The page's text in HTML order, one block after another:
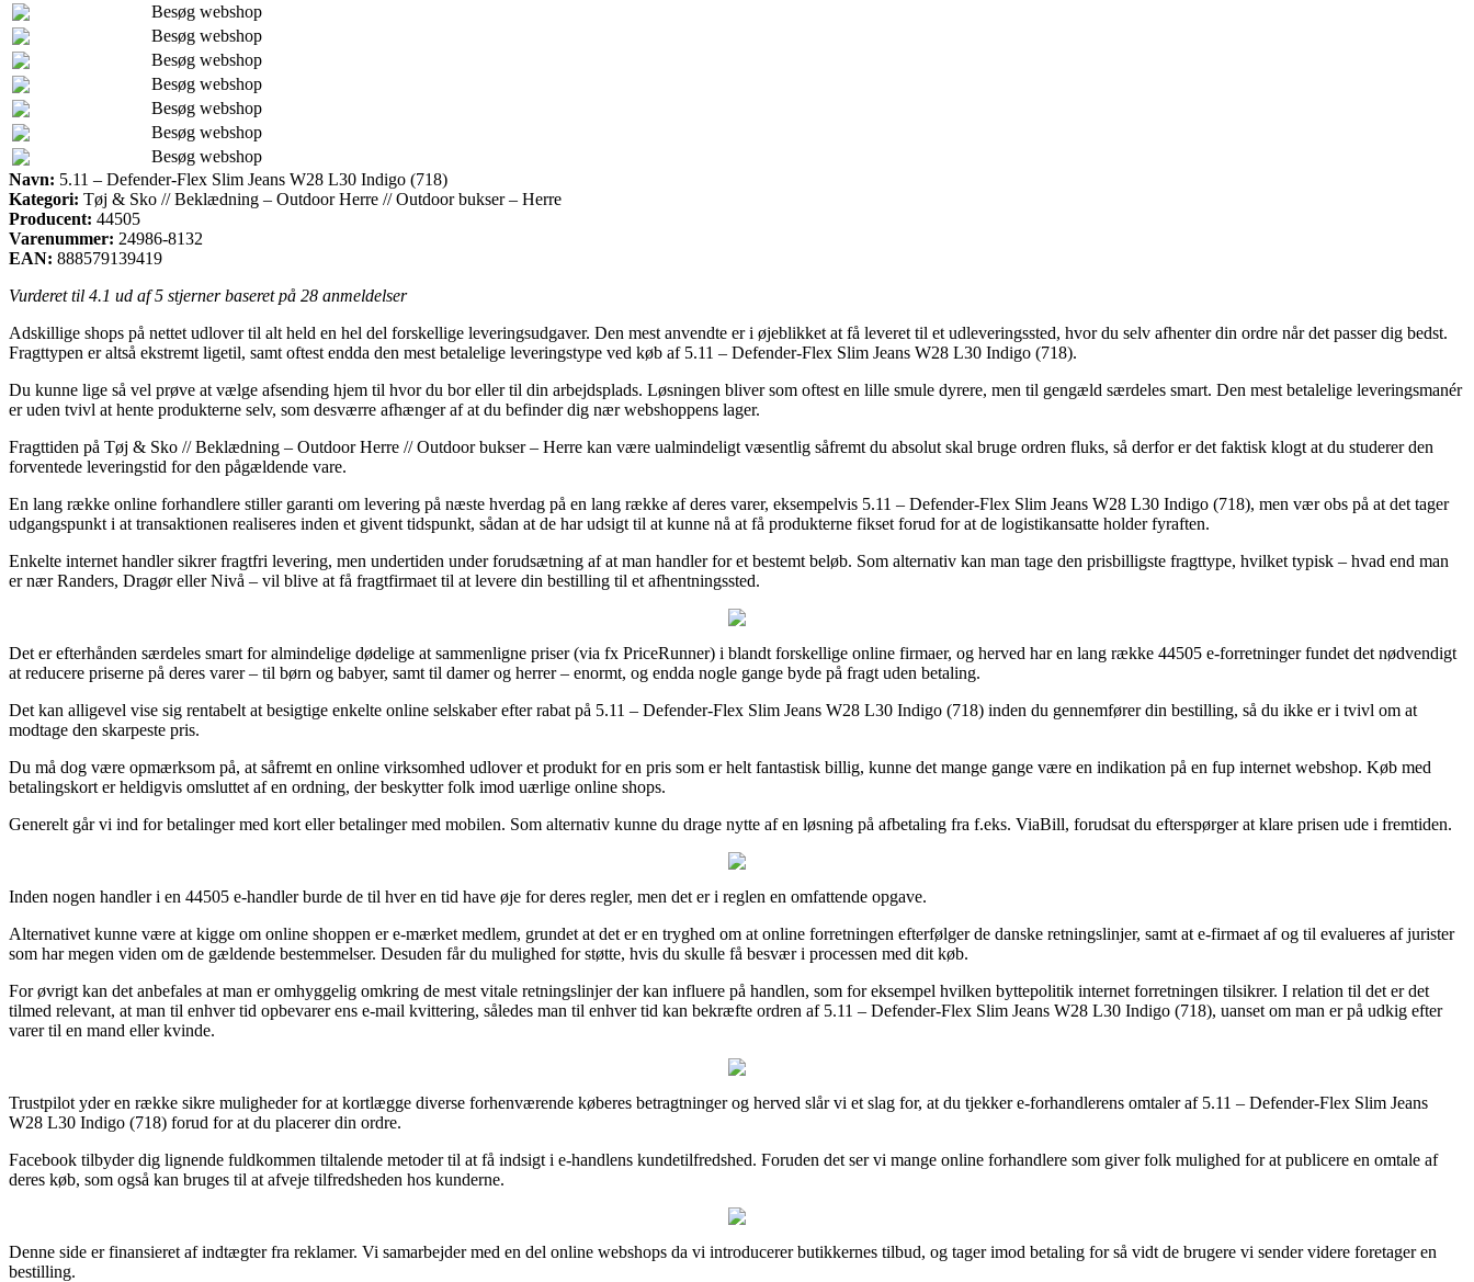
Besøg webshop
Besøg webshop
Besøg webshop
Besøg webshop
Besøg webshop
Besøg webshop
Besøg webshop
Navn: 5.11 – Defender-Flex Slim Jeans W28 L30 Indigo (718)
Kategori: Tøj & Sko // Beklædning – Outdoor Herre // Outdoor bukser – Herre
Producent: 44505
Varenummer: 24986-8132
EAN: 888579139419
Vurderet til 4.1 ud af 5 stjerner baseret på 28 anmeldelser
Adskillige shops på nettet udlover til alt held en hel del forskellige leveringsudgaver. Den mest anvendte er i øjeblikket at få leveret til et udleveringssted, hvor du selv afhenter din ordre når det passer dig bedst.
Fragttypen er altså ekstremt ligetil, samt oftest endda den mest betalelige leveringstype ved køb af 5.11 – Defender-Flex Slim Jeans W28 L30 Indigo (718).
Du kunne lige så vel prøve at vælge afsending hjem til hvor du bor eller til din arbejdsplads. Løsningen bliver som oftest en lille smule dyrere, men til gengæld særdeles smart. Den mest betalelige leveringsmanér
er uden tvivl at hente produkterne selv, som desværre afhænger af at du befinder dig nær webshoppens lager.
Fragttiden på Tøj & Sko // Beklædning – Outdoor Herre // Outdoor bukser – Herre kan være ualmindeligt væsentlig såfremt du absolut skal bruge ordren fluks, så derfor er det faktisk klogt at du studerer den
forventede leveringstid for den pågældende vare.
En lang række online forhandlere stiller garanti om levering på næste hverdag på en lang række af deres varer, eksempelvis 5.11 – Defender-Flex Slim Jeans W28 L30 Indigo (718), men vær obs på at det tager
udgangspunkt i at transaktionen realiseres inden et givent tidspunkt, sådan at de har udsigt til at kunne nå at få produkterne fikset forud for at de logistikansatte holder fyraften.
Enkelte internet handler sikrer fragtfri levering, men undertiden under forudsætning af at man handler for et bestemt beløb. Som alternativ kan man tage den prisbilligste fragttype, hvilket typisk – hvad end man
er nær Randers, Dragør eller Nivå – vil blive at få fragtfirmaet til at levere din bestilling til et afhentningssted.
Det er efterhånden særdeles smart for almindelige dødelige at sammenligne priser (via fx PriceRunner) i blandt forskellige online firmaer, og herved har en lang række 44505 e-forretninger fundet det nødvendigt
at reducere priserne på deres varer – til børn og babyer, samt til damer og herrer – enormt, og endda nogle gange byde på fragt uden betaling.
Det kan alligevel vise sig rentabelt at besigtige enkelte online selskaber efter rabat på 5.11 – Defender-Flex Slim Jeans W28 L30 Indigo (718) inden du gennemfører din bestilling, så du ikke er i tvivl om at
modtage den skarpeste pris.
Du må dog være opmærksom på, at såfremt en online virksomhed udlover et produkt for en pris som er helt fantastisk billig, kunne det mange gange være en indikation på en fup internet webshop. Køb med
betalingskort er heldigvis omsluttet af en ordning, der beskytter folk imod uærlige online shops.
Generelt går vi ind for betalinger med kort eller betalinger med mobilen. Som alternativ kunne du drage nytte af en løsning på afbetaling fra f.eks. ViaBill, forudsat du efterspørger at klare prisen ude i fremtiden.
Inden nogen handler i en 44505 e-handler burde de til hver en tid have øje for deres regler, men det er i reglen en omfattende opgave.
Alternativet kunne være at kigge om online shoppen er e-mærket medlem, grundet at det er en tryghed om at online forretningen efterfølger de danske retningslinjer, samt at e-firmaet af og til evalueres af jurister
som har megen viden om de gældende bestemmelser. Desuden får du mulighed for støtte, hvis du skulle få besvær i processen med dit køb.
For øvrigt kan det anbefales at man er omhyggelig omkring de mest vitale retningslinjer der kan influere på handlen, som for eksempel hvilken byttepolitik internet forretningen tilsikrer. I relation til det er det
tilmed relevant, at man til enhver tid opbevarer ens e-mail kvittering, således man til enhver tid kan bekræfte ordren af 5.11 – Defender-Flex Slim Jeans W28 L30 Indigo (718), uanset om man er på udkig efter
varer til en mand eller kvinde.
Trustpilot yder en række sikre muligheder for at kortlægge diverse forhenværende køberes betragtninger og herved slår vi et slag for, at du tjekker e-forhandlerens omtaler af 5.11 – Defender-Flex Slim Jeans
W28 L30 Indigo (718) forud for at du placerer din ordre.
Facebook tilbyder dig lignende fuldkommen tiltalende metoder til at få indsigt i e-handlens kundetilfredshed. Foruden det ser vi mange online forhandlere som giver folk mulighed for at publicere en omtale af
deres køb, som også kan bruges til at afveje tilfredsheden hos kunderne.
Denne side er finansieret af indtægter fra reklamer. Vi samarbejder med en del online webshops da vi introducerer butikkernes tilbud, og tager imod betaling for så vidt de brugere vi sender videre foretager en
bestilling.